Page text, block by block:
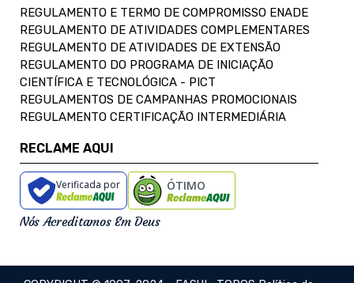
REGULAMENTO E TERMO DE COMPROMISSO ENADE
REGULAMENTO DE ATIVIDADES COMPLEMENTARES
REGULAMENTO DE ATIVIDADES DE EXTENSÃO
REGULAMENTO DO PROGRAMA DE INICIAÇÃO
CIENTÍFICA E TECNOLÓGICA - PICT
REGULAMENTOS DE CAMPANHAS PROMOCIONAIS
REGULAMENTO CERTIFICAÇÃO INTERMEDIÁRIA
RECLAME AQUI
Verificada por ÓTIMO
Nós Acreditamos Em Deus